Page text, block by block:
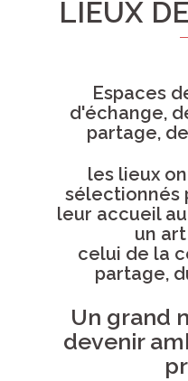
LIEUX
Espaces
d'échange,
partage,
les lieux
sélectionnés
leur accueil
un
celui de la
partage,
Un grand
devenir